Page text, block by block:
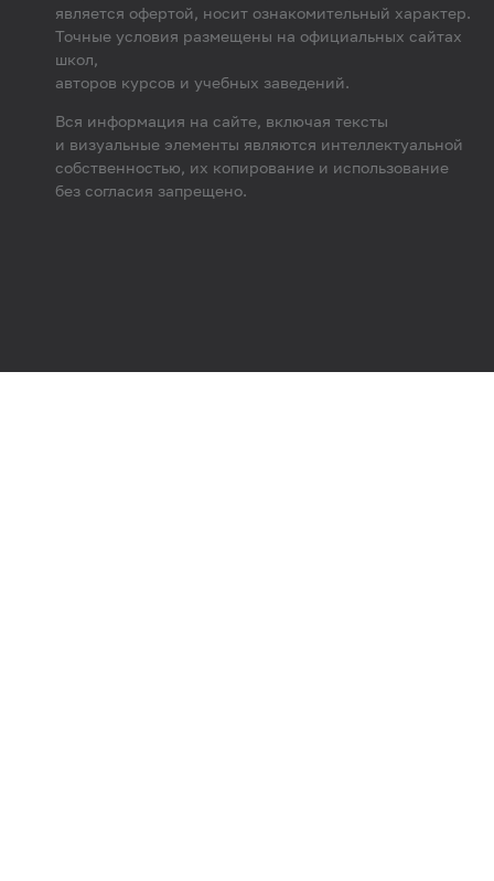
является офертой, носит ознакомительный характер.
Точные условия размещены на официальных сайтах
школ,
авторов курсов и учебных заведений.
Вся информация на сайте, включая тексты
и визуальные элементы являются интеллектуальной
собственностью, их копирование и использование
без согласия запрещено.